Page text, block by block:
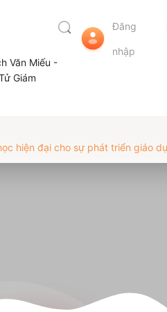
Văn Miếu -
Giám
Đăng
nhập
hiện đại cho sự phát triển giáo